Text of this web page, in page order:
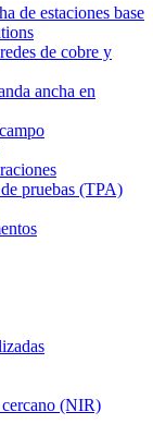
de estaciones base
de cobre y
ancha en
pruebas (TPA)
(NIR)